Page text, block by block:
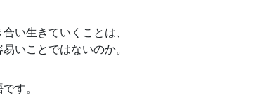
い生きていくことは、
いことではないのか。
す。